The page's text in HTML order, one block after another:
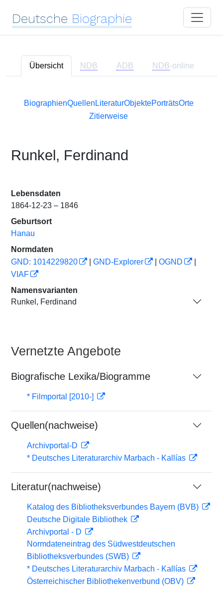
Deutsche Biographie
Übersicht NDB ADB NDB-online
BiographienQuellen LiteraturObjektePorträtsOrte
Zitierweise
Runkel, Ferdinand
Lebensdaten
1864-12-23 – 1846
Geburtsort
Hanau
Normdaten
GND: 1014229820
GND-Explorer OGND
VIAF
Namensvarianten
Runkel, Ferdinand
Vernetzte Angebote
Biografische Lexika/Biogramme
* Filmportal [2010-]
Quellen(nachweise)
Archivportal-D
* Deutsches Literaturarchiv Marbach - Kallías
Literatur(nachweise)
Katalog des Bibliotheksverbundes Bayern (BVB)
Deutsche Digitale Bibliothek
Archivportal - D
Normdateneintrag des Südwestdeutschen
Bibliotheksverbundes (SWB)
* Deutsches Literaturarchiv Marbach - Kallías
Österreichischer Bibliothekenverbund (OBV)